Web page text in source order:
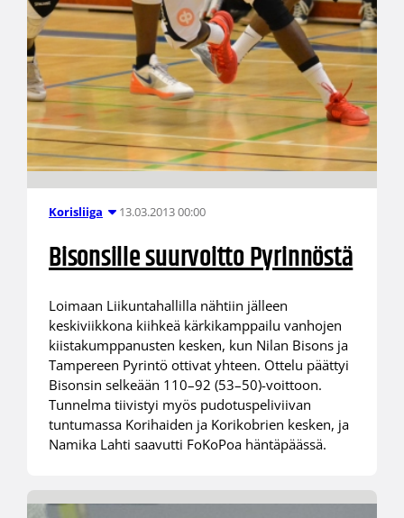
Korisliiga 13.03.2013 00:00
Bisonsille suurvoitto Pyrinnöstä
Loimaan Liikuntahallilla nähtiin jälleen
keskiviikkona kiihkeä kärkikamppailu vanhojen
kiistakumppanusten kesken, kun Nilan Bisons ja
Tampereen Pyrintö ottivat yhteen. Ottelu päättyi
Bisonsin selkeään 110–92 (53–50)-voittoon.
Tunnelma tiivistyi myös pudotuspeliviivan
tuntumassa Korihaiden ja Korikobrien kesken, ja
Namika Lahti saavutti FoKoPoa häntäpäässä.